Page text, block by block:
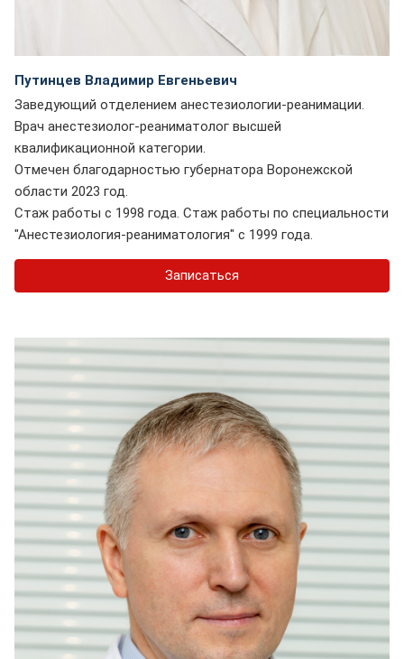
Путинцев Владимир Евгеньевич
Заведующий отделением анестезиологии-реанимации.
Врач анестезиолог-реаниматолог высшей
квалификационной категории.
Отмечен благодарностью губернатора Воронежской
области 2023 год.
Стаж работы с 1998 года. Стаж работы по специальности
"Анестезиология-реаниматология" с 1999 года.
Записаться